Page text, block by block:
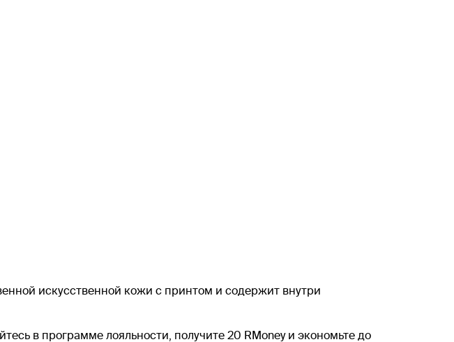
искусственной кожи с принтом и содержит внутри
в программе лояльности, получите 20 RMoney и экономьте до